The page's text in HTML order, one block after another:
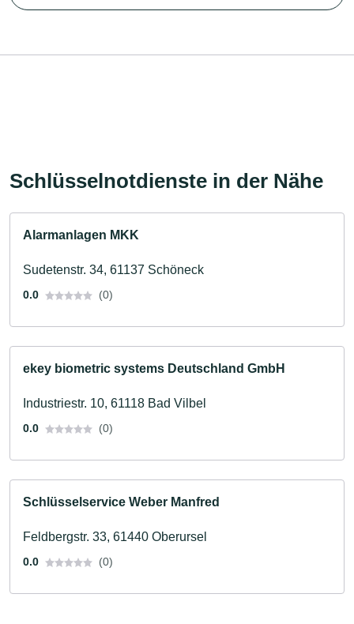
Schlüsselnotdienste in der Nähe
Alarmanlagen MKK
Sudetenstr. 34, 61137 Schöneck
0.0 (0)
ekey biometric systems Deutschland GmbH
Industriestr. 10, 61118 Bad Vilbel
0.0 (0)
Schlüsselservice Weber Manfred
Feldbergstr. 33, 61440 Oberursel
0.0 (0)